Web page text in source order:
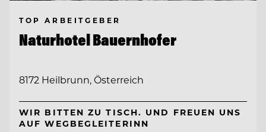
TOP ARBEITGEBER
Naturhotel Bauernhofer
8172 Heilbrunn, Österreich
WIR BITTEN ZU TISCH. UND FREUEN UNS
AUF WEGBEGLEITERINN